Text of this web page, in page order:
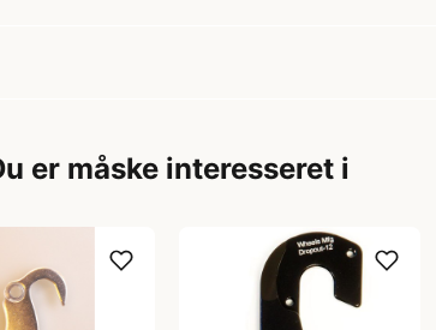
er måske interesseret i